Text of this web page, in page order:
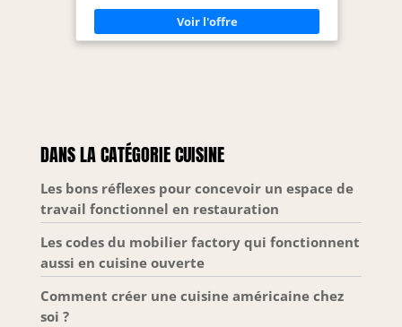
Construction monopièce à 3 rivets pour un
équilibre et un contrôle exceptionnels Manches
ergonomiques pour une prise en main
confortable et sûre Lavage à la main uniquement
DANS LA CATÉGORIE CUISINE
Les bons réflexes pour concevoir un espace de
travail fonctionnel en restauration
Les codes du mobilier factory qui fonctionnent
aussi en cuisine ouverte
Comment créer une cuisine américaine chez
soi ?